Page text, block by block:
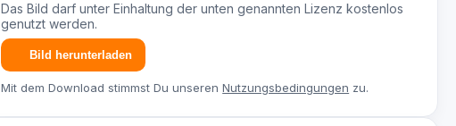
Das Bild darf unter Einhaltung der unten genannten Lizenz kostenlos
genutzt werden.
Bild herunterladen
Mit dem Download stimmst Du unserenNutzungsbedingungen zu.